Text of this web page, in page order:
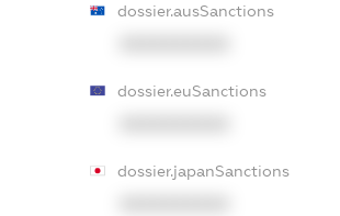
dossier.ausSanctions
dossier.euSanctions
dossier.japanSanctions